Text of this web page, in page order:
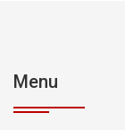
Menu